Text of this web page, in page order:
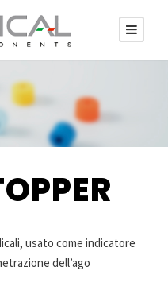
usato come indicatore
dell’ago